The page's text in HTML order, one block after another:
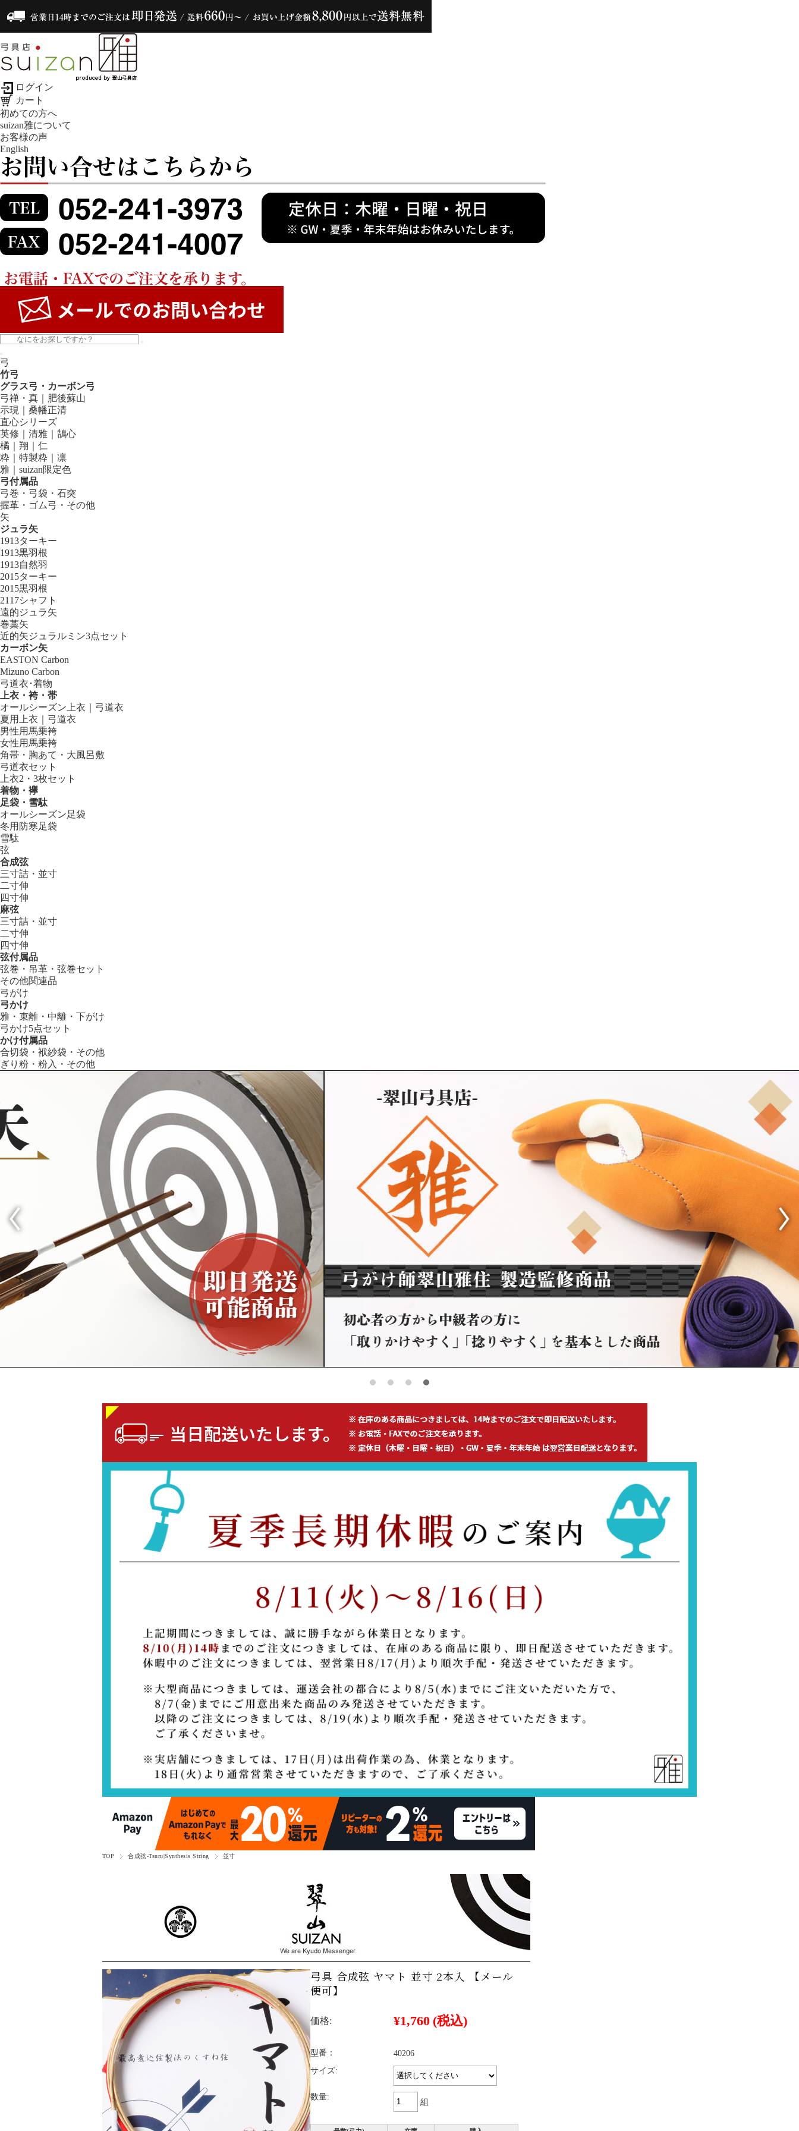
ログイン
カート
初めての方へ
suizan雅について
お客様の声
English
弓
竹弓
グラス弓・カーボン弓
弓禅・真｜肥後蘇山
示現｜桑幡正清
直心シリーズ
英修｜清雅｜鵠心
橘｜翔｜仁
粋｜特製粋｜凛
雅｜suizan限定色
弓付属品
弓巻・弓袋・石突
握革・ゴム弓・その他
矢
ジュラ矢
1913ターキー
1913黒羽根
1913自然羽
2015ターキー
2015黒羽根
2117シャフト
遠的ジュラ矢
巻藁矢
近的矢ジュラルミン3点セット
カーボン矢
EASTON Carbon
Mizuno Carbon
弓道衣･着物
上衣・袴・帯
オールシーズン上衣｜弓道衣
夏用上衣｜弓道衣
男性用馬乗袴
女性用馬乗袴
角帯・胸あて・大風呂敷
弓道衣セット
上衣2・3枚セット
着物・襷
足袋・雪駄
オールシーズン足袋
冬用防寒足袋
雪駄
弦
合成弦
三寸詰・並寸
二寸伸
四寸伸
麻弦
三寸詰・並寸
二寸伸
四寸伸
弦付属品
弦巻・吊革・弦巻セット
その他関連品
弓がけ
弓かけ
雅・束離・中離・下がけ
弓かけ5点セット
かけ付属品
合切袋・袱紗袋・その他
ぎり粉・粉入・その他
TOP 合成弦-Tsuru|Synthesis String 並寸
弓具 合成弦 ヤマト 並寸 2本入 【メール
便可】
価格: ¥1,760 (税込)
型番：
40206
サイズ:
数量:
組